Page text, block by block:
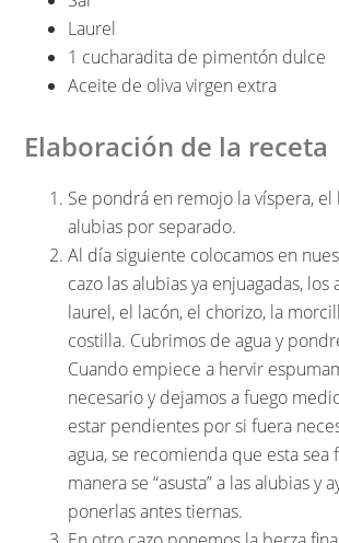
Laurel
1 cucharadita de pimentón dulce
Aceite de oliva virgen extra
Elaboración de la receta
Se pondrá en remojo la víspera, el
alubias por separado.
Al día siguiente colocamos en
cazo las alubias ya enjuagadas, los
laurel, el lacón, el chorizo, la
costilla. Cubrimos de agua y
Cuando empiece a hervir
necesario y dejamos a fuego
estar pendientes por si fuera
agua, se recomienda que esta sea
manera se “asusta” a las alubias y
ponerlas antes tiernas.